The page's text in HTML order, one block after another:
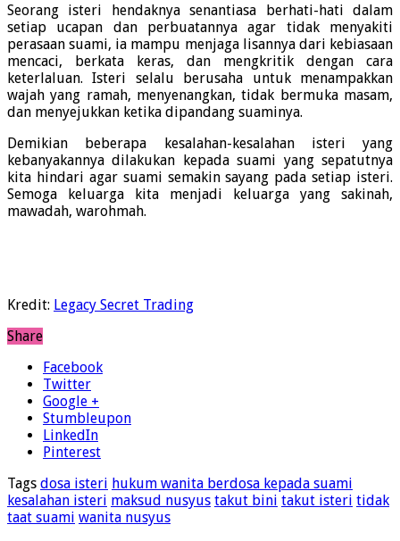
Seorang isteri hendaknya senantiasa berhati-hati dalam
setiap ucapan dan perbuatannya agar tidak menyakiti
perasaan suami, ia mampu menjaga lisannya dari kebiasaan
mencaci, berkata keras, dan mengkritik dengan cara
keterlaluan. Isteri selalu berusaha untuk menampakkan
wajah yang ramah, menyenangkan, tidak bermuka masam,
dan menyejukkan ketika dipandang suaminya.
Demikian beberapa kesalahan-kesalahan isteri yang
kebanyakannya dilakukan kepada suami yang sepatutnya
kita hindari agar suami semakin sayang pada setiap isteri.
Semoga keluarga kita menjadi keluarga yang sakinah,
mawadah, warohmah.
Kredit: Legacy Secret Trading
Share
Facebook
Twitter
Google +
Stumbleupon
LinkedIn
Pinterest
Tags dosa isteri hukum wanita berdosa kepada suami
kesalahan isteri maksud nusyus takut bini takut isteri tidak
taat suami wanita nusyus